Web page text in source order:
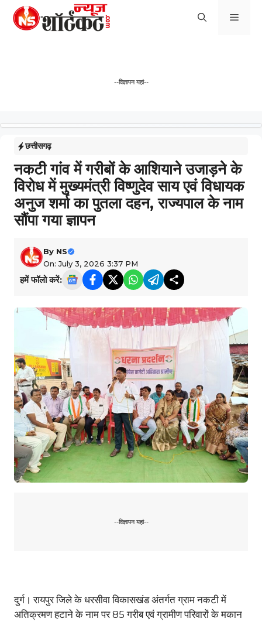
Skip
--विज्ञापन यहां--
छत्तीसगढ़
नकटी गांव में गरीबों के आशियाने उजाड़ने के
विरोध में मुख्यमंत्री विष्णुदेव साय एवं विधायक
अनुज शर्मा का पुतला दहन, राज्यपाल के नाम
सौंपा गया ज्ञापन
By NS
On: July 3, 2026 3:37 PM
हमें फॉलो करें:
--विज्ञापन यहां--
दुर्ग। रायपुर जिले के धरसीवा विकासखंड अंतर्गत ग्राम नकटी में
अतिक्रमण हटाने के नाम पर 85 गरीब एवं ग्रामीण परिवारों के मकान